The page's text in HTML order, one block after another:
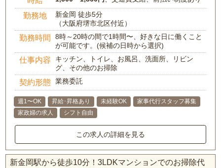
勤務地
新金岡 徒歩5分
（大阪府堺市北区付近）
勤務時間
8時～20時の間で1時間〜、好きな日に働くこと
が可能です。(候補の日時から選択)
仕事内容
キッチン、トイレ、お風呂、洗面所、リビン
グ、その他のお掃除
契約形態 業務委託
週1〜OK 昇給･昇格あり 未経験OK
家事代行スタッフ募集
家政婦の求人
シフト自由
この求人の詳細を見る
新金岡駅から徒歩10分！3LDKマンションでのお掃除代